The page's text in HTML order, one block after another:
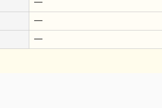
━
━
━